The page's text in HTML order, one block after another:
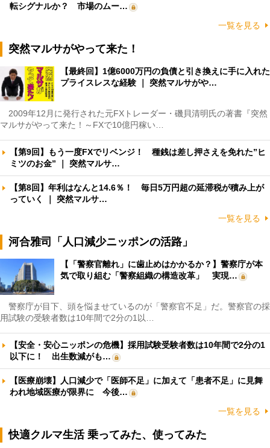
転シグナルか？ 市場のムー…
一覧を見る
突然マルサがやって来た！
【最終回】1億6000万円の負債と引き換えに手に入れた
プライスレスな経験 ｜ 突然マルサがや…
2009年12月に発行された元FXトレーダー・磯貝清明氏の著書『突然
マルサがやって来た！～FXで10億円稼い…
【第9回】もう一度FXでリベンジ！ 種銭は差し押さえを免れた”ヒ
ミツのお金” ｜ 突然マルサ…
【第8回】年利はなんと14.6％！ 毎日5万円超の延滞税が積み上が
っていく ｜ 突然マルサ…
一覧を見る
河合雅司「人口減少ニッポンの活路」
【「警察官離れ」に歯止めはかかるか？】警察庁が本
気で取り組む「警察組織の構造改革」 実現…
警察庁が目下、頭を悩ませているのが「警察官不足」だ。警察官の採
用試験の受験者数は10年間で2分の1以…
【安全・安心ニッポンの危機】採用試験受験者数は10年間で2分の1
以下に！ 出生数減がも…
【医療崩壊】人口減少で「医師不足」に加えて「患者不足」に見舞
われ地域医療が限界に 今後…
一覧を見る
快適クルマ生活 乗ってみた、使ってみた